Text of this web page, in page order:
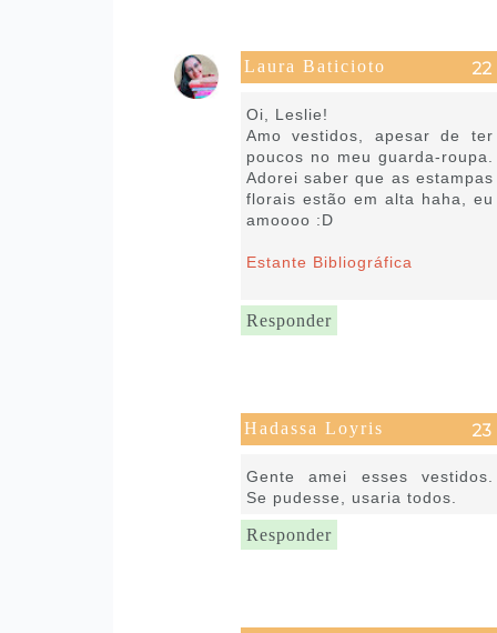
Laura Baticioto
Oi, Leslie!
Amo vestidos, apesar de ter
poucos no meu guarda-roupa.
Adorei saber que as estampas
florais estão em alta haha, eu
amoooo :D
Estante Bibliográfica
Responder
Hadassa Loyris
Gente amei esses vestidos.
Se pudesse, usaria todos.
Responder